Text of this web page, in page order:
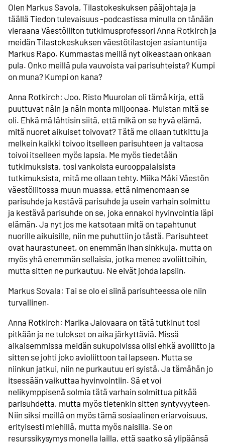
Olen Markus Savola, Tilastokeskuksen pääjohtaja ja
täällä Tiedon tulevaisuus -podcastissa minulla on tänään
vieraana Väestöliiton tutkimusprofessori Anna Rotkirch ja
meidän Tilastokeskuksen väestötilastojen asiantuntija
Markus Rapo. Kummastas meillä nyt oikeastaan onkaan
pula. Onko meillä pula vauvoista vai parisuhteista? Kumpi
on muna? Kumpi on kana?
Anna Rotkirch: Joo. Risto Muurolan oli tämä kirja, että
puuttuvat näin ja näin monta miljoonaa. Muistan mitä se
oli. Ehkä mä lähtisin siitä, että mikä on se hyvä elämä,
mitä nuoret aikuiset toivovat? Tätä me ollaan tutkittu ja
melkein kaikki toivoo itselleen parisuhteen ja valtaosa
toivoi itselleen myös lapsia. Me myös tiedetään
tutkimuksista, tosi vankoista eurooppalaisista
tutkimuksista, mitä me ollaan tehty. Miika Mäki Väestön
väestöliitossa muun muassa, että nimenomaan se
parisuhde ja kestävä parisuhde ja usein varhain solmittu
ja kestävä parisuhde on se, joka ennakoi hyvinvointia läpi
elämän. Ja nyt jos me katsotaan mitä on tapahtunut
nuorille aikuisille, niin me puhuttiin jo tästä. Parisuhteet
ovat haurastuneet, on enemmän ihan sinkkuja, mutta on
myös yhä enemmän sellaisia, jotka menee avoliittoihin,
mutta sitten ne purkautuu. Ne eivät johda lapsiin.
Markus Sovala: Tai se olo ei siinä parisuhteessa ole niin
turvallinen.
Anna Rotkirch: Marika Jalovaara on tätä tutkinut tosi
pitkään ja ne tulokset on aika järkyttäviä. Missä
aikaisemmissa meidän sukupolvissa olisi ehkä avoliitto ja
sitten se johti joko avioliittoon tai lapseen. Mutta se
niinkun jatkui, niin ne purkautuu eri syistä. Ja tämähän jo
itsessään vaikuttaa hyvinvointiin. Sä et voi
nelikymppisenä solmia tätä varhain solmittua pitkää
parisuhdetta, mutta myös tietenkin sitten syntyvyyteen.
Niin siksi meillä on myös tämä sosiaalinen eriarvoisuus,
erityisesti miehillä, mutta myös naisilla. Se on
resurssikysymys monella lailla, että saatko sä ylipäänsä